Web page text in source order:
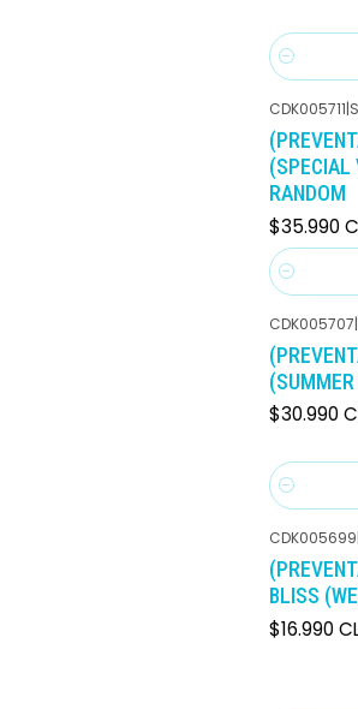
Cantidad
CDK005711|
(SPECIAL
RANDOM
$35.990
Cantidad
CDK005707|
$30.990
Cantidad
CDK005699
BLISS
$16.990